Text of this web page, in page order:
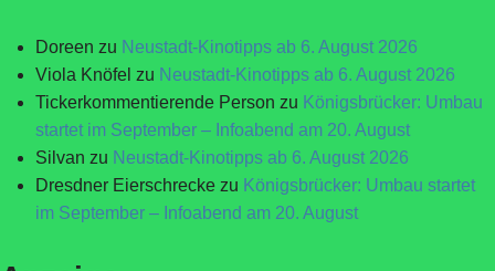
Doreen zu Neustadt-Kinotipps ab 6. August 2026
Viola Knöfel zu Neustadt-Kinotipps ab 6. August 2026
Tickerkommentierende Person zu Königsbrücker: Umbau
startet im September – Infoabend am 20. August
Silvan zu Neustadt-Kinotipps ab 6. August 2026
Dresdner Eierschrecke zu Königsbrücker: Umbau startet
im September – Infoabend am 20. August